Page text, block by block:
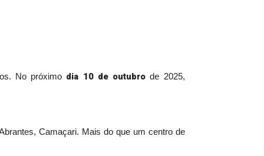
No próximo dia 10 de outubro de 2025,
Camaçari. Mais do que um centro de